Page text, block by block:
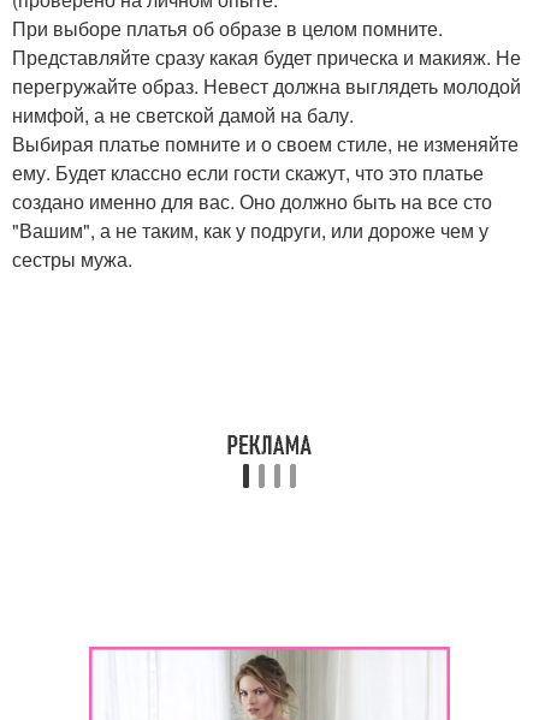
При выборе платья об образе в целом помните.
Представляйте сразу какая будет прическа и макияж. Не
перегружайте образ. Невест должна выглядеть молодой
нимфой, а не светской дамой на балу.
Выбирая платье помните и о своем стиле, не изменяйте
ему. Будет классно если гости скажут, что это платье
создано именно для вас. Оно должно быть на все сто
"Вашим", а не таким, как у подруги, или дороже чем у
сестры мужа.